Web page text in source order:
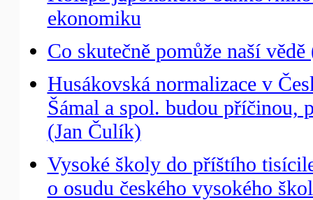
ekonomiku
Co skutečně pomůže naší
Husákovská normalizace v
Šámal a spol. budou příčinou,
(Jan Čulík)
Vysoké školy do příštího
o osudu českého vysokého